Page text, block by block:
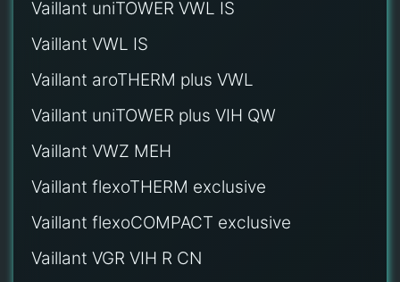
Vaillant uniTOWER VWL IS
Vaillant VWL IS
Vaillant aroTHERM plus VWL
Vaillant uniTOWER plus VIH QW
Vaillant VWZ MEH
Vaillant flexoTHERM exclusive
Vaillant flexoCOMPACT exclusive
Vaillant VGR VIH R CN